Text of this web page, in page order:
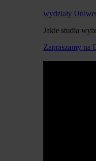
wydziały
Jakie studia
Zapraszamy na